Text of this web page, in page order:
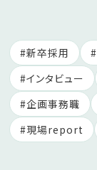
新卒採用
インタビュー
企画事務職
現場report